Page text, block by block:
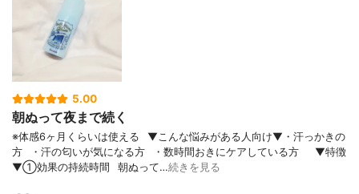
5.00
朝ぬって夜まで続く
※体感6ヶ月くらいは使える⠀▼こんな悩みがある人向け▼・汗っかきの
方⠀・汗の匂いが気になる方⠀・数時間おきにケアしている方⠀⠀▼特徴
▼①効果の持続時間⠀朝ぬって…続きを見る